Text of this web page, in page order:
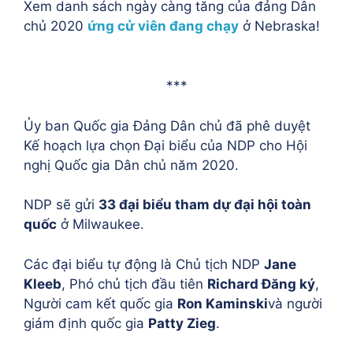
Xem danh sách ngày càng tăng của đảng Dân
chủ 2020 ứng cử viên đang chạy ở Nebraska!
***
Ủy ban Quốc gia Đảng Dân chủ đã phê duyệt
Kế hoạch lựa chọn Đại biểu của NDP cho Hội
nghị Quốc gia Dân chủ năm 2020.
NDP sẽ gửi 33 đại biểu tham dự đại hội toàn
quốc ở Milwaukee.
Các đại biểu tự động là Chủ tịch NDP Jane
Kleeb, Phó chủ tịch đầu tiên Richard Đăng ký,
Người cam kết quốc gia Ron Kaminskivà người
giám định quốc gia Patty Zieg.